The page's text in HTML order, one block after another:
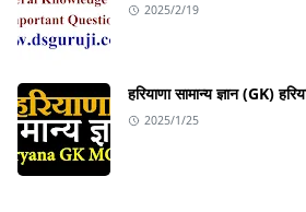
2025/2/19
हरियाणा सामान्य ज्ञान (GK)
2025/1/25